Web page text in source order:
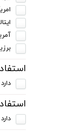
دارد
دارد